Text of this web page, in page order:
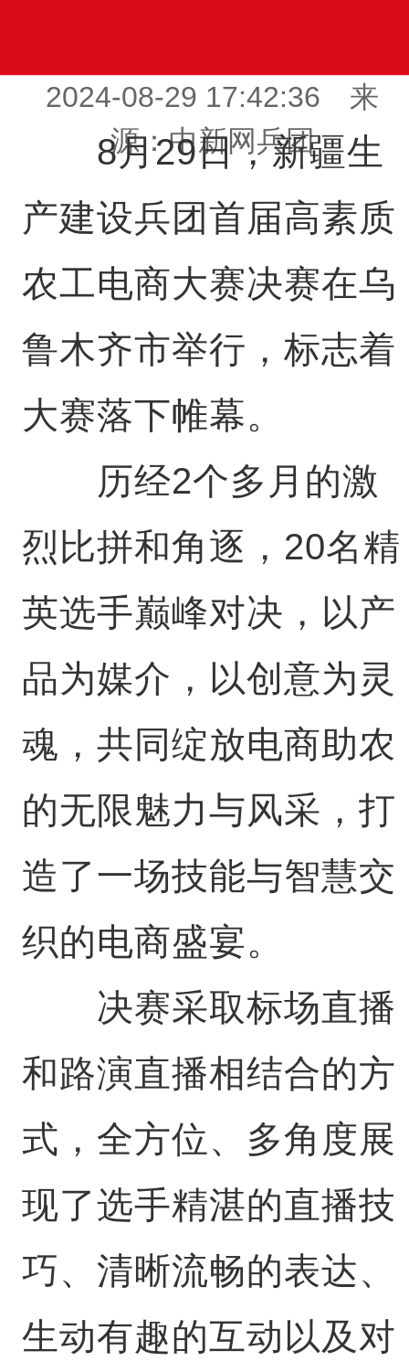
2024-08-29 17:42:36 来
源：中新网兵团
8月29日，新疆生
产建设兵团首届高素质
农工电商大赛决赛在乌
鲁木齐市举行，标志着
大赛落下帷幕。
历经2个多月的激
烈比拼和角逐，20名精
英选手巅峰对决，以产
品为媒介，以创意为灵
魂，共同绽放电商助农
的无限魅力与风采，打
造了一场技能与智慧交
织的电商盛宴。
决赛采取标场直播
和路演直播相结合的方
式，全方位、多角度展
现了选手精湛的直播技
巧、清晰流畅的表达、
生动有趣的互动以及对